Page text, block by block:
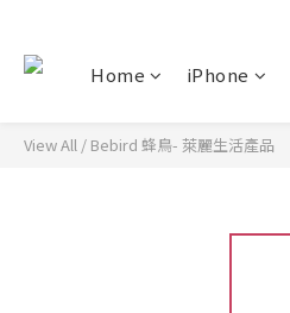
Home iPhone
View All / Bebird 蜂鳥- 萊麗生活產品